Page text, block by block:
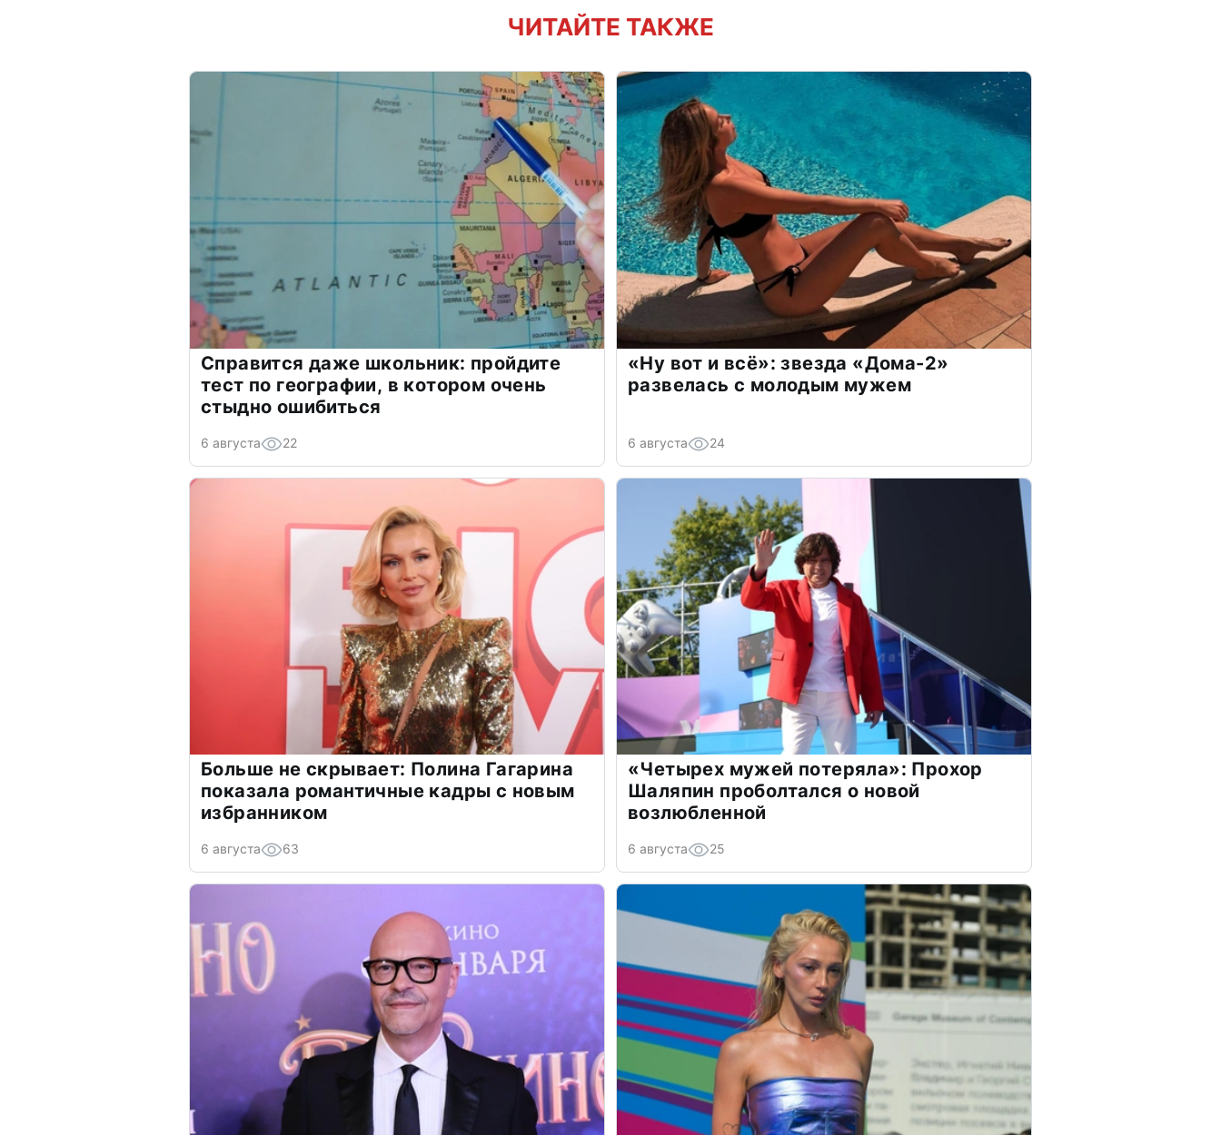
ЧИТАЙТЕ ТАКЖЕ
Справится даже школьник: пройдите
тест по географии, в котором очень
стыдно ошибиться
6 августа 22
«Ну вот и всё»: звезда «Дома-2»
развелась с молодым мужем
6 августа 24
Больше не скрывает: Полина Гагарина
показала романтичные кадры с новым
избранником
6 августа 63
«Четырех мужей потеряла»: Прохор
Шаляпин проболтался о новой
возлюбленной
6 августа 25